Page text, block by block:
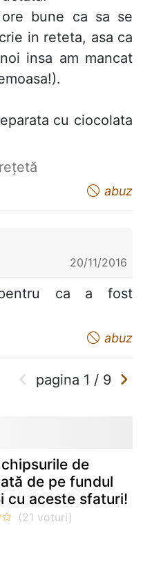
bune ca sa se
in reteta, asa ca
insa am mancat
cu ciocolata
abuz
20/11/2016
ca a fost
abuz
pagina 1 / 9
de
de pe fundul
cu aceste sfaturi!